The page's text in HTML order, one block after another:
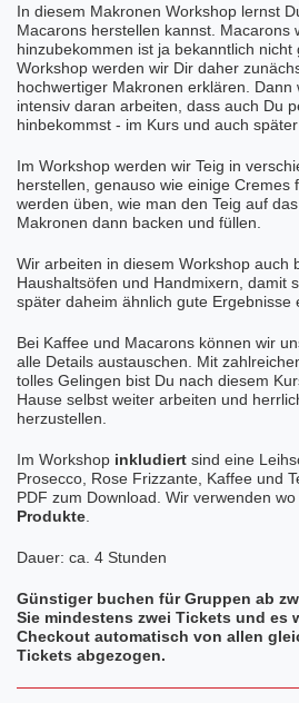
In diesem Makronen Workshop lernst
Macarons herstellen kannst. Macarons
hinzubekommen ist ja bekanntlich
Workshop werden wir Dir daher
hochwertiger Makronen erklären. Dann
intensiv daran arbeiten, dass auch Du
hinbekommst - im Kurs und auch später
Im Workshop werden wir Teig in
herstellen, genauso wie einige Cremes
werden üben, wie man den Teig auf
Makronen dann backen und füllen.
Wir arbeiten in diesem Workshop auch
Haushaltsöfen und Handmixern, damit
später daheim ähnlich gute Ergebnisse
Bei Kaffee und Macarons können wir
alle Details austauschen. Mit
tolles Gelingen bist Du nach diesem
Hause selbst weiter arbeiten und
herzustellen.
Im Workshop inkludiert sind eine
Prosecco, Rose Frizzante, Kaffee und
PDF zum Download. Wir verwenden
Produkte
Dauer: ca. 4 Stunden
Günstiger buchen für Gruppen ab
Sie mindestens zwei Tickets und es
Checkout automatisch von allen
Tickets abgezogen.